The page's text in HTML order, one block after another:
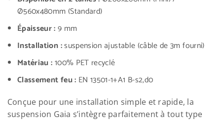
Ø560x480mm (Standard)
Épaisseur :9 mm
Installation :suspension ajustable (câble de 3m fourni)
Matériau :100% PET recyclé
Classement feu : EN 13501-1+A1 B-s2,d0
Conçue pour une installation simple et rapide, la
suspension Gaia s’intègre parfaitement à tout type